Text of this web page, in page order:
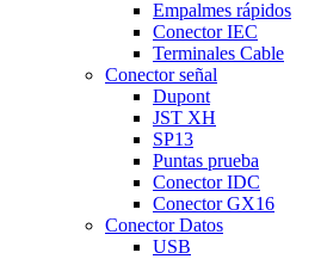
Empalmes rápidos
Conector IEC
Terminales Cable
Conector señal
Dupont
JST XH
SP13
Puntas prueba
Conector IDC
Conector GX16
Conector Datos
USB